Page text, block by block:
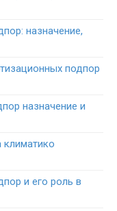
назначение,
подпор
назначение и
климатико
и его роль в